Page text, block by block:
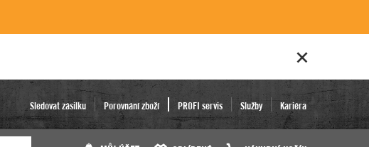
Sledovat zásilku Porovnání zboží PROFI servis Služby Kariéra